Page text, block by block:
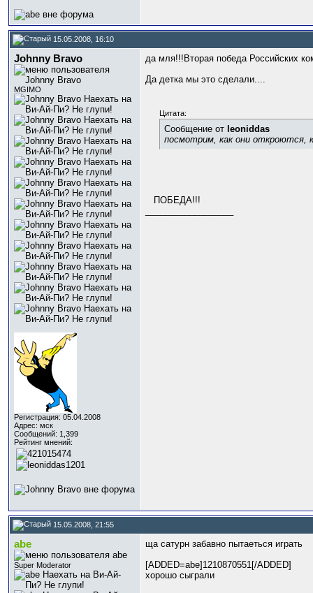
15.05.2008, 16:10
Johnny Bravo
MGIMO
Регистрация: 05.04.2008
Адрес: мск
Сообщений: 1,399
Рейтинг мнений:
да мля!!!Вторая победа Российских
Да детка мы это сделали....
Цитата:
Сообщение от leoniddas
посмотрим, как они откроются,
ПОБЕДА!!!
15.05.2008, 21:55
abe
Super Moderator
ща сатурн забавно пытаеться играть
[ADDED=abe]1210870551[/ADDED]
хорошо сыграли